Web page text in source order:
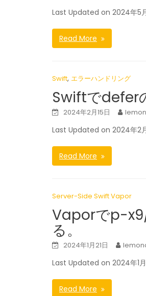
Last Updated on 2024年5
Read More
Swift, エラーハンドリング
Swiftでdefer
2024年2月15日
Last Updated on 2024年2
Read More
Server-Side Swift Vapor
Vaporでp-
る。
2024年1月21日
Last Updated on 2024年1
Read More